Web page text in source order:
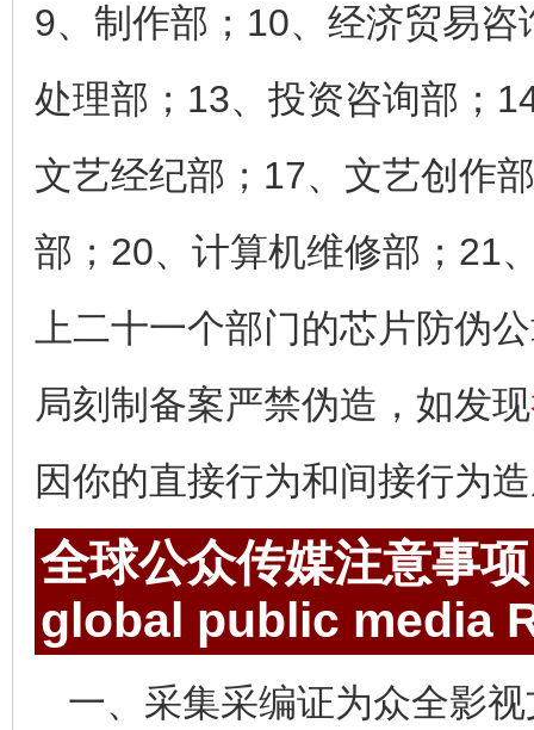
9、制作部；10、经济贸易
处理部；13、投资咨询部；
文艺经纪部；17、文艺创作
部；20、计算机维修部；21
上二十一个部门的芯片防伪
局刻制备案严禁伪造，如发现
因你的直接行为和间接行为
全球公众传媒注意事
global public media
一、采集采编证为众全影